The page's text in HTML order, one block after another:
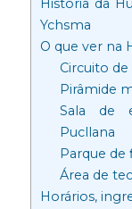
História da
Ychsma
O que ver na
Circuito
Pirâmide
Sala de
Pucllana
Parque de
Área de
Horários,